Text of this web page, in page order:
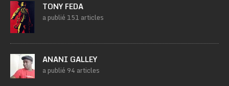
TONY FEDA
a publié 151 articles
ANANI GALLEY
a publié 94 articles